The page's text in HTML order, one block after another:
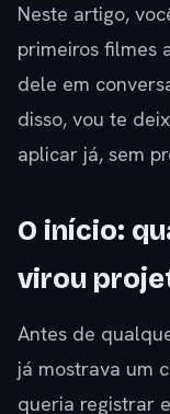
Neste artigo,
primeiros filmes
dele em
disso, vou te
aplicar já, sem
O início:
virou
Antes de
já mostrava um
queria registrar